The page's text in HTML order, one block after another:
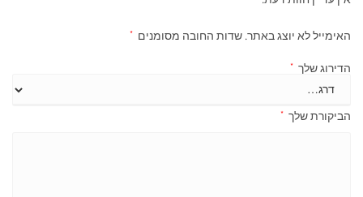
האימייל לא יוצג באתר. שדות החובה מסומנים *
הדירוג שלך *
הביקורת שלך *